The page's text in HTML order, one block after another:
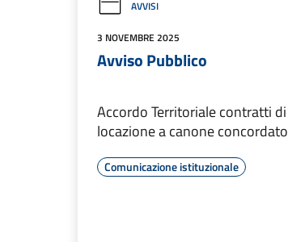
AVVISI
3 NOVEMBRE 2025
Avviso Pubblico
Accordo Territoriale contratti di
locazione a canone concordato
Comunicazione istituzionale